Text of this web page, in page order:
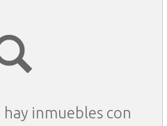
inmuebles con